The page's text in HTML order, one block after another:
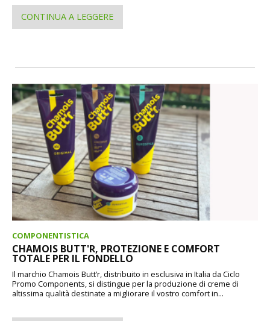
CONTINUA A LEGGERE
COMPONENTISTICA
CHAMOIS BUTT'R, PROTEZIONE E COMFORT
TOTALE PER IL FONDELLO
Il marchio Chamois Butt’r, distribuito in esclusiva in Italia da Ciclo
Promo Components, si distingue per la produzione di creme di
altissima qualità destinate a migliorare il vostro comfort in...